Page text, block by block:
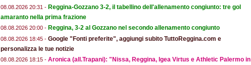
08.08.2026 20:31 - Reggina-Gozzano 3-2, il tabellino dell'allenamento congiunto: tre gol
amaranto nella prima frazione
08.08.2026 20:00 - Reggina, 3-2 al Gozzano nel secondo allenamento congiunto
08.08.2026 18:45 - Google "Fonti preferite", aggiungi subito TuttoReggina.com e
personalizza le tue notizie
08.08.2026 18:15 - Aronica (all.Trapani): "Nissa, Reggina, Igea Virtus e Athletic Palermo in